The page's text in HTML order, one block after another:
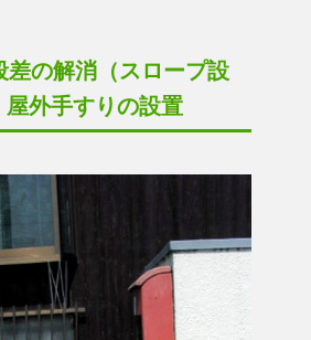
差の解消（スロープ設
屋外手すりの設置